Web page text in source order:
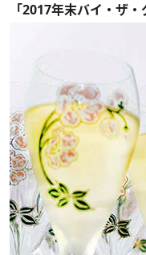
「2017年末バイ・ザ